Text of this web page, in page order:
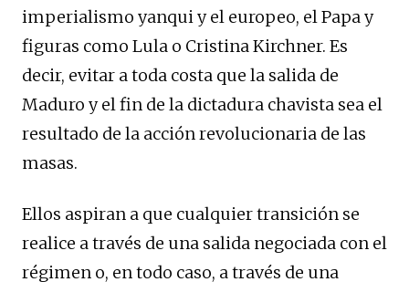
imperialismo yanqui y el europeo, el Papa y
figuras como Lula o Cristina Kirchner. Es
decir, evitar a toda costa que la salida de
Maduro y el fin de la dictadura chavista sea el
resultado de la acción revolucionaria de las
masas.
Ellos aspiran a que cualquier transición se
realice a través de una salida negociada con el
régimen o, en todo caso, a través de una